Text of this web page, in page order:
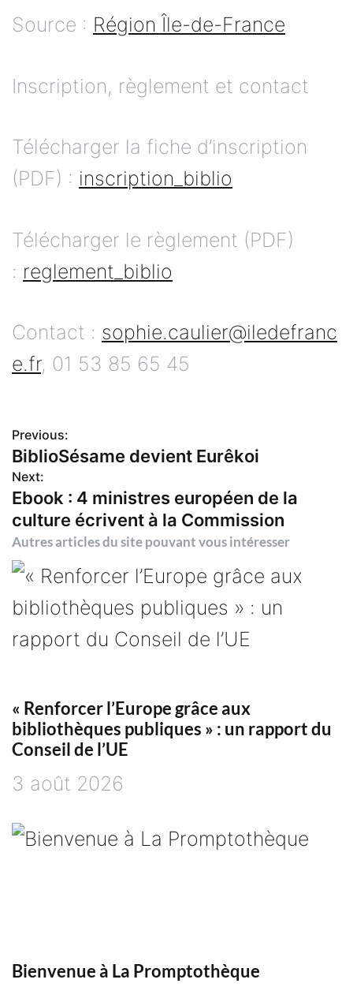
Source : Région Île-de-France
Inscription, règlement et contact
Télécharger la fiche d’inscription
(PDF) : inscription_biblio
Télécharger le règlement (PDF)
: reglement_biblio
Contact : sophie.caulier@iledefranc
e.fr, 01 53 85 65 45
N
a
v
i
g
a
i
o
’
Previous:
BiblioSésame devient Eurêkoi
Next:
Ebook : 4 ministres européen de la
culture écrivent à la Commission
Autres articles du site pouvant vous intéresser
« Renforcer l’Europe grâce aux
bibliothèques publiques » : un rapport du
Conseil de l’UE
3 août 2026
Bienvenue à La Promptothèque